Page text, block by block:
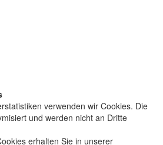
verwenden wir Cookies. Die
und werden nicht an Dritte
erhalten Sie in unserer